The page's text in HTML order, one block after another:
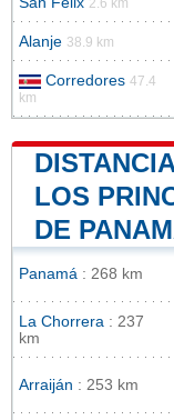
2.6 km
Alanje 38.9 km
Corredores 47.4
km
LOS
DE
Panamá : 268 km
La Chorrera : 237
km
Arraiján : 253 km